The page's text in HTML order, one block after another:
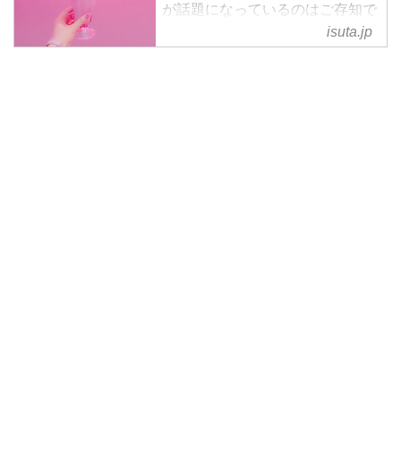
が話題になっているのはご存知で
東京にある、ピンクのカフェや壁
isuta.jp